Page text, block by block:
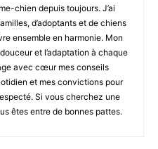
chien depuis toujours. J’ai
d’adoptants et de chiens
ensemble en harmonie. Mon
et l’adaptation à chaque
avec cœur mes conseils
et mes convictions pour
Si vous cherchez une
êtes entre de bonnes pattes.